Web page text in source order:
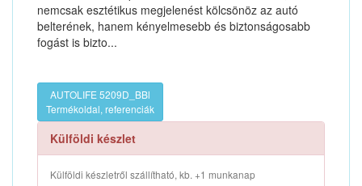
nemcsak esztétikus megjelenést kölcsönöz az autó
belterének, hanem kényelmesebb és biztonságosabb
fogást is bizto...
AUTOLIFE 5209D_BBl
Termékoldal, referenciák
Külföldi készlet
Külföldi készletről szállítható, kb. +1 munkanap